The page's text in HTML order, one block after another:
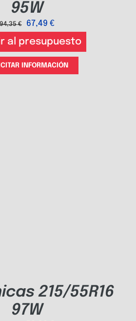
95W
€ 67,49 €
al presupuesto
INFORMACIÓN
215/55R16
97W